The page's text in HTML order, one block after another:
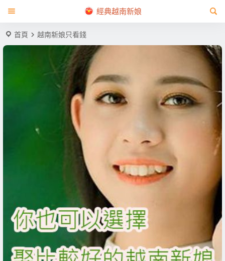
經典越南新娘
首頁 越南新娘只看錢